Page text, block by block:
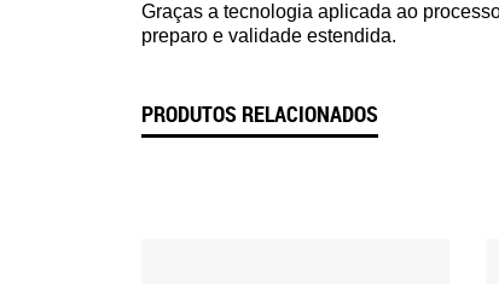
Graças a tecnologia aplicada ao
preparo e validade estendida.
PRODUTOS RELACIONADOS